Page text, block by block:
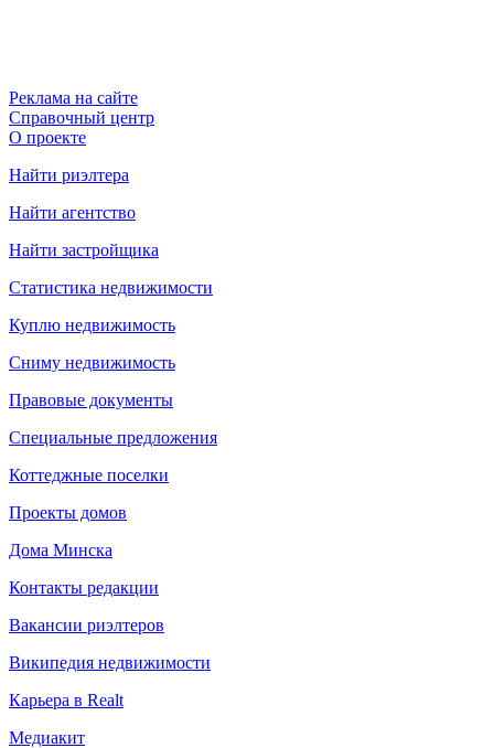
Реклама на сайте
Справочный центр
О проекте
Найти риэлтера
Найти агентство
Найти застройщика
Статистика недвижимости
Куплю недвижимость
Сниму недвижимость
Правовые документы
Специальные предложения
Коттеджные поселки
Проекты домов
Дома Минска
Контакты редакции
Вакансии риэлтеров
Википедия недвижимости
Карьера в Realt
Медиакит